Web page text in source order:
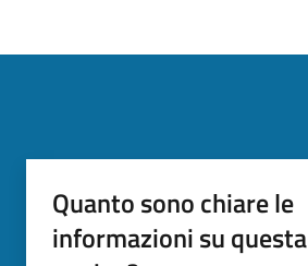
Quanto sono chiare le
informazioni su questa